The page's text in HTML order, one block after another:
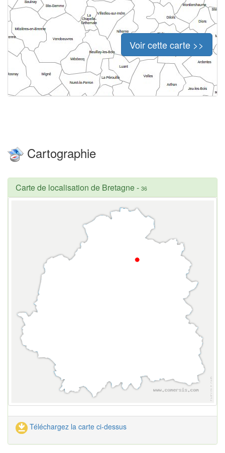
Voir cette carte >>
Cartographie
Carte de localisation de Bretagne- 36
Téléchargez la carte ci-dessus